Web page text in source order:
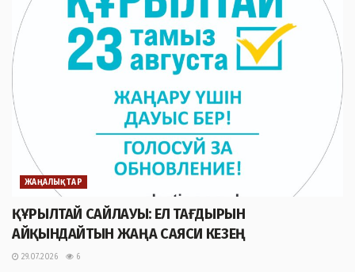
ЖАҢАЛЫҚТАР
ҚҰРЫЛТАЙ САЙЛАУЫ: ЕЛ ТАҒДЫРЫН
АЙҚЫНДАЙТЫН ЖАҢА САЯСИ КЕЗЕҢ
29.07.2026 6